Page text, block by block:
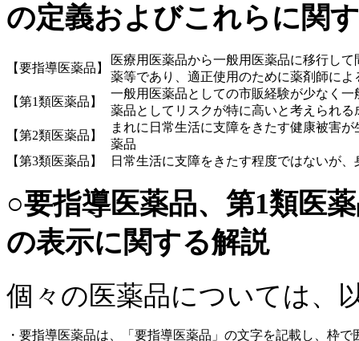
の定義およびこれらに関
【要指導医薬品】
医療用医薬品から一般用医薬品に移行し
薬等であり、適正使用のために薬剤師に
【第1類医薬品】
一般用医薬品としての市販経験が少なく
薬品としてリスクが特に高いと考えられる
【第2類医薬品】
まれに日常生活に支障をきたす健康被害
薬品
【第3類医薬品】
日常生活に支障をきたす程度ではないが
○要指導医薬品、第1類医
の表示に関する解説
個々の医薬品については、
・要指導医薬品は、「要指導医薬品」の文字を記載し、枠で